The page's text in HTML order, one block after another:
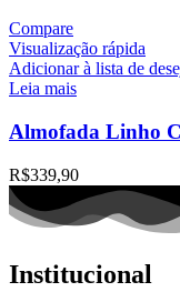
Compare
Visualização rápida
Adicionar à lista de
Leia mais
Almofada Linho
R$339,90
Institucional